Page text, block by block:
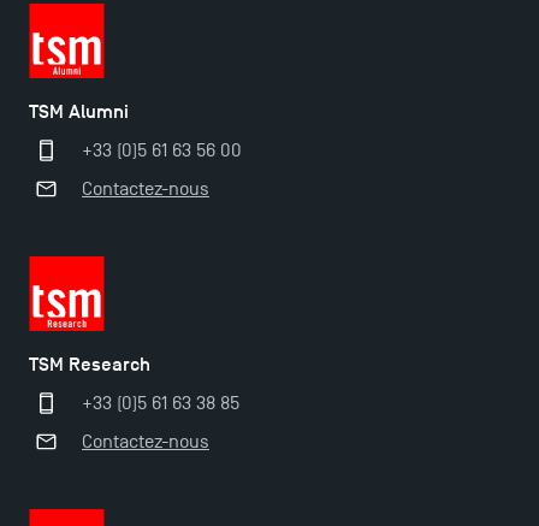
TSM Alumni
+33 (0)5 61 63 56 00
Contactez-nous
TSM Research
+33 (0)5 61 63 38 85
Contactez-nous